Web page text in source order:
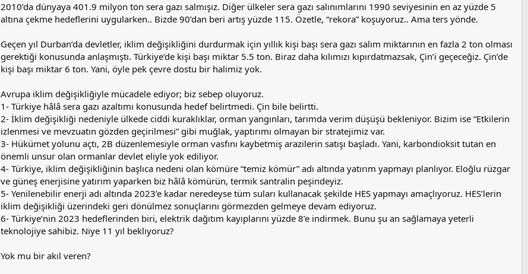
2010’da dünyaya 401.9 milyon ton sera gazı salmışız. Diğer ülkeler sera gazı salınımlarını 1990 seviyesinin en az yüzde 5
altına çekme hedeflerini uygularken.. Bizde 90’dan beri artış yüzde 115. Özetle, “rekora” koşuyoruz.. Ama ters yönde.
Geçen yıl Durban’da devletler, iklim değişikliğini durdurmak için yıllık kişi başı sera gazı salım miktarının en fazla 2 ton olması
gerektiği konusunda anlaşmıştı. Türkiye’de kişi başı miktar 5.5 ton. Biraz daha kılımızı kıpırdatmazsak, Çin’i geçeceğiz. Çin’de
kişi başı miktar 6 ton. Yani, öyle pek çevre dostu bir halimiz yok.
Avrupa iklim değişikliğiyle mücadele ediyor; biz sebep oluyoruz.
1- Türkiye hâlâ sera gazı azaltımı konusunda hedef belirtmedi. Çin bile belirtti.
2- İklim değişikliği nedeniyle ülkede ciddi kuraklıklar, orman yangınları, tarımda verim düşüşü bekleniyor. Bizim ise “Etkilerin
izlenmesi ve mevzuatın gözden geçirilmesi” gibi muğlak, yaptırımı olmayan bir stratejimiz var.
3- Hükümet yolunu açtı, 2B düzenlemesiyle orman vasfını kaybetmiş arazilerin satışı başladı. Yani, karbondioksit tutan en
önemli unsur olan ormanlar devlet eliyle yok ediliyor.
4- Türkiye, iklim değişikliğinin başlıca nedeni olan kömüre “temiz kömür” adı altında yatırım yapmayı planlıyor. Eloğlu rüzgar
ve güneş enerjisine yatırım yaparken biz hâlâ kömürün, termik santralin peşindeyiz.
5- Yenilenebilir enerji adı altında 2023’e kadar neredeyse tüm suları kullanacak şekilde HES yapmayı amaçlıyoruz. HES’lerin
iklim değişikliği üzerindeki geri dönülmez sonuçlarını görmezden gelmeye devam ediyoruz.
6- Türkiye’nin 2023 hedeflerinden biri, elektrik dağıtım kayıplarını yüzde 8’e indirmek. Bunu şu an sağlamaya yeterli
teknolojiye sahibiz. Niye 11 yıl bekliyoruz?
Yok mu bir akıl veren?